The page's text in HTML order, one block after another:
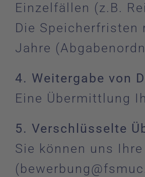
Einzelfällen (z.B.
Die
Jahre
4. Weitergabe von
Eine Übermittlung
5. Verschlüsselte
Sie können uns
(